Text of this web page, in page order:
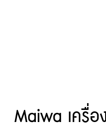
Maiwa เครื่